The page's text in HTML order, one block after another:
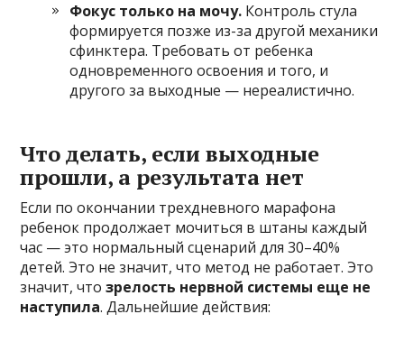
Фокус только на мочу. Контроль стула
формируется позже из-за другой механики
сфинктера. Требовать от ребенка
одновременного освоения и того, и
другого за выходные — нереалистично.
Что делать, если выходные
прошли, а результата нет
Если по окончании трехдневного марафона
ребенок продолжает мочиться в штаны каждый
час — это нормальный сценарий для 30–40%
детей. Это не значит, что метод не работает. Это
значит, чтозрелость нервной системы еще не
наступила. Дальнейшие действия: